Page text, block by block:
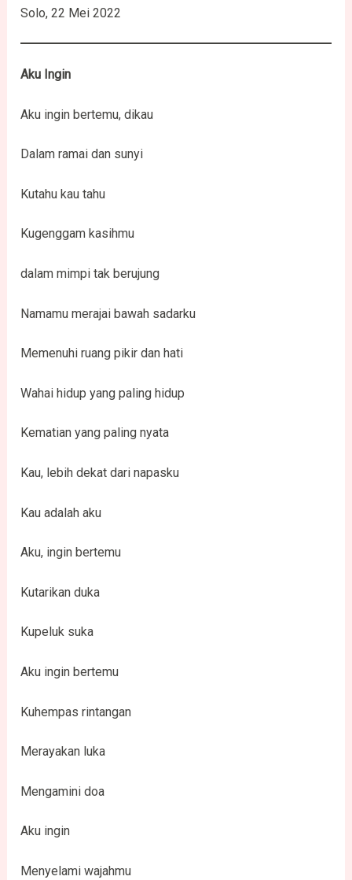
Solo, 22 Mei 2022
Aku Ingin
Aku ingin bertemu, dikau
Dalam ramai dan sunyi
Kutahu kau tahu
Kugenggam kasihmu
dalam mimpi tak berujung
Namamu merajai bawah sadarku
Memenuhi ruang pikir dan hati
Wahai hidup yang paling hidup
Kematian yang paling nyata
Kau, lebih dekat dari napasku
Kau adalah aku
Aku, ingin bertemu
Kutarikan duka
Kupeluk suka
Aku ingin bertemu
Kuhempas rintangan
Merayakan luka
Mengamini doa
Aku ingin
Menyelami wajahmu